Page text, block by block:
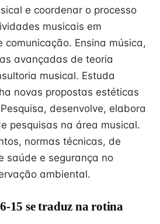
e coordenar o processo
musicais em
comunicação. Ensina música,
avançadas de teoria
musical. Estuda
novas propostas estéticas
desenvolve, elabora
pesquisas na área musical.
normas técnicas, de
saúde e segurança no
ambiental.
15 se traduz na rotina